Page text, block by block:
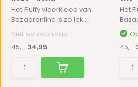
Het Fluffy vloerkleed van
Bazaaronline is zo lek...
Niet op voorraad
45,- 34,95
Het
45,-